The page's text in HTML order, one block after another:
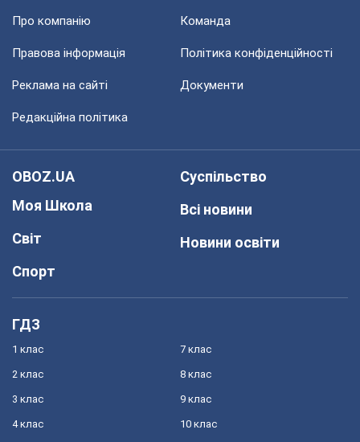
Про компанію Команда
Правова інформація Політика конфіденційності
Реклама на сайті Документи
Редакційна політика
OBOZ.UA
Моя Школа
Світ
Спорт
Суспільство
Всі новини
Новини освіти
ГДЗ
1 клас
2 клас
3 клас
4 клас
7 клас
8 клас
9 клас
10 клас